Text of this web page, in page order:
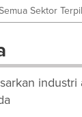
Sektor